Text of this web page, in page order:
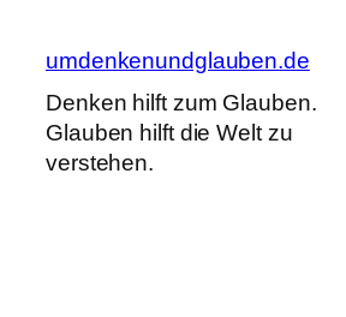
Inhaltumdenkenundglauben.de
Denken hilft zum Glauben.
Glauben hilft die Welt zu
verstehen.